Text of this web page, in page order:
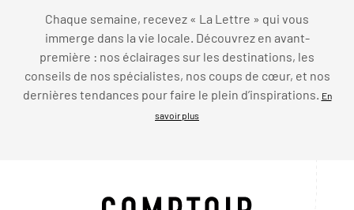
Chaque semaine, recevez « La Lettre » qui vous
immerge dans la vie locale. Découvrez en avant-
première : nos éclairages sur les destinations, les
conseils de nos spécialistes, nos coups de cœur, et nos
dernières tendances pour faire le plein d’inspirations.
En
savoir plus